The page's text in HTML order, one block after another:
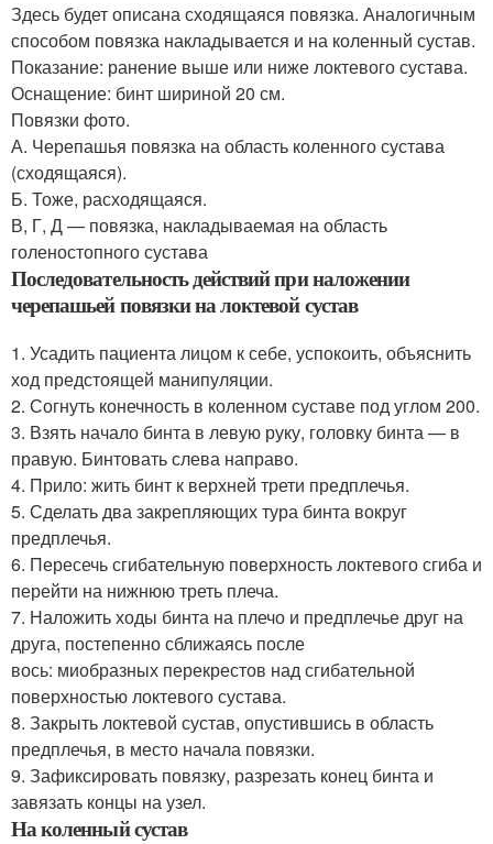
Здесь будет описана сходящаяся повязка. Аналогичным
способом повязка накладывается и на коленный сустав.
Показание: ранение выше или ниже локтевого сустава.
Оснащение: бинт шириной 20 см.
Повязки фото.
А. Черепашья повязка на область коленного сустава
(сходящаяся).
Б. Тоже, расходящаяся.
В, Г, Д — повязка, накладываемая на область
голеностопного сустава
Последовательность действий при наложении
черепашьей повязки на локтевой сустав
1. Усадить пациента лицом к себе, успокоить, объяснить
ход предстоящей манипуляции.
2. Согнуть конечность в коленном суставе под углом 200.
3. Взять начало бинта в левую руку, головку бинта — в
правую. Бинтовать слева направо.
4. Прило: жить бинт к верхней трети предплечья.
5. Сделать два закрепляющих тура бинта вокруг
предплечья.
6. Пересечь сгибательную поверхность локтевого сгиба и
перейти на нижнюю треть плеча.
7. Наложить ходы бинта на плечо и предплечье друг на
друга, постепенно сближаясь после
вось: миобразных перекрестов над сгибательной
поверхностью локтевого сустава.
8. Закрыть локтевой сустав, опустившись в область
предплечья, в место начала повязки.
9. Зафиксировать повязку, разрезать конец бинта и
завязать концы на узел.
На коленный сустав